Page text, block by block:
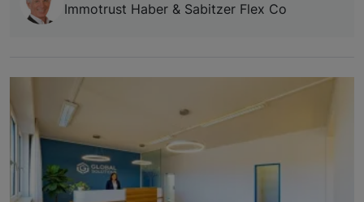
Immotrust Haber & Sabitzer Flex Co